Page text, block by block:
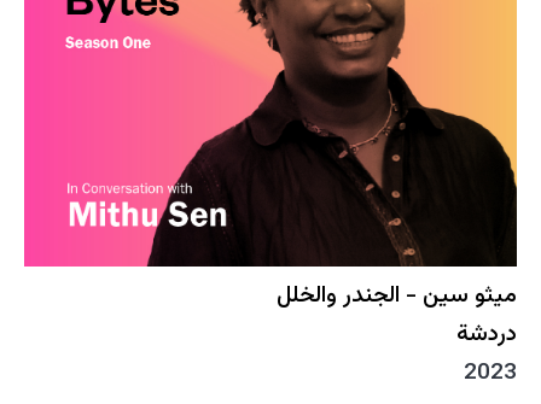
ميثو سين - الجندر والخلل
دردشة
2023